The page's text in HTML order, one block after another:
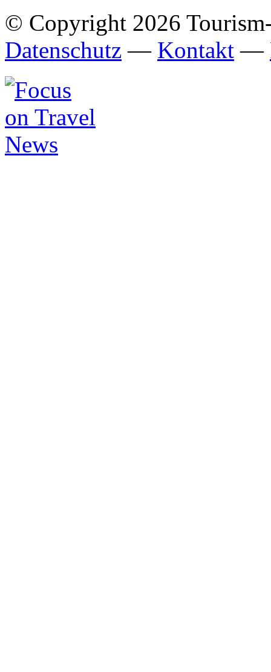
© Copyright 2026
Datenschutz — Kontakt —